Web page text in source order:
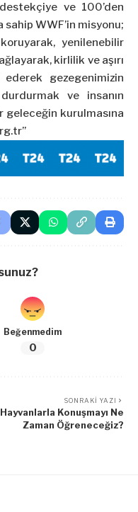
ve 100’den
WWF’in misyonu;
yenilenebilir
kirlilik ve aşırı
gezegenimizin
ve insanın
geleceğin kurulmasına
Beğenmedim
0
SONRAKI YAZI
Hayvanlarla Konuşmayı Ne
Zaman Öğreneceğiz?